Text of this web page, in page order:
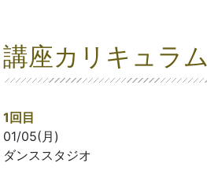
講座カリキュラム
1回目
01/05(月)
ダンススタジオ